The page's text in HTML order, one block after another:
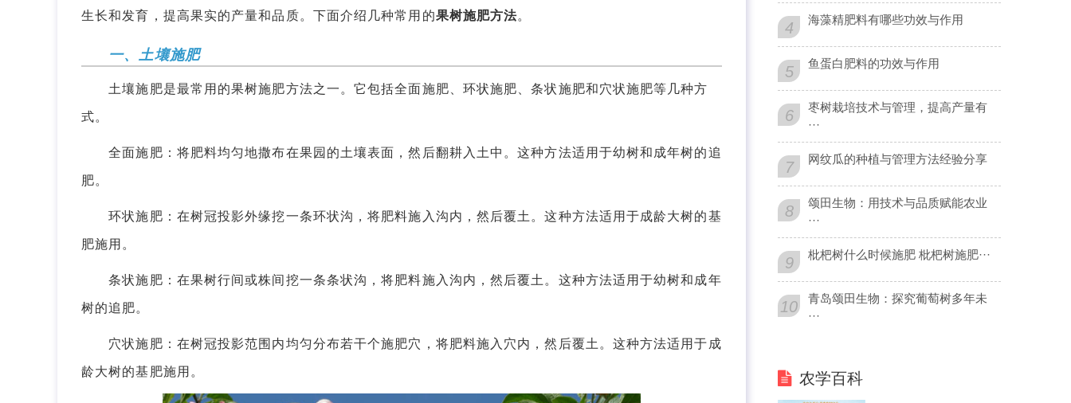
生长和发育，提高果实的产量和品质。下面介绍几种常用的果树施肥方法。
一、土壤施肥
土壤施肥是最常用的果树施肥方法之一。它包括全面施肥、环状施肥、条状施肥和穴状施肥等几种方
式。
全面施肥：将肥料均匀地撒布在果园的土壤表面，然后翻耕入土中。这种方法适用于幼树和成年树的追
肥。
环状施肥：在树冠投影外缘挖一条环状沟，将肥料施入沟内，然后覆土。这种方法适用于成龄大树的基
肥施用。
条状施肥：在果树行间或株间挖一条条状沟，将肥料施入沟内，然后覆土。这种方法适用于幼树和成年
树的追肥。
穴状施肥：在树冠投影范围内均匀分布若干个施肥穴，将肥料施入穴内，然后覆土。这种方法适用于成
龄大树的基肥施用。
4 海藻精肥料有哪些功效与作用
5 鱼蛋白肥料的功效与作用
6
枣树栽培技术与管理，提高产量有
···
7 网纹瓜的种植与管理方法经验分享
8
颂田生物：用技术与品质赋能农业
···
9 枇杷树什么时候施肥 枇杷树施肥···
10
青岛颂田生物：探究葡萄树多年未
···
农学百科